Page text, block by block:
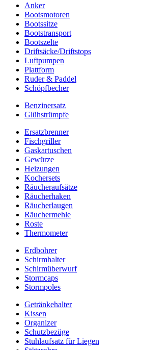
Anker
Bootsmotoren
Bootssitze
Bootstransport
Bootszelte
Driftsäcke/Driftstops
Luftpumpen
Plattform
Ruder & Paddel
Schöpfbecher
Benzinersatz
Glühstrümpfe
Ersatzbrenner
Fischgriller
Gaskartuschen
Gewürze
Heizungen
Kochersets
Räucheraufsätze
Räucherhaken
Räucherlaugen
Räuchermehle
Roste
Thermometer
Erdbohrer
Schirmhalter
Schirmüberwurf
Stormcaps
Stormpoles
Getränkehalter
Kissen
Organizer
Schutzbezüge
Stuhlaufsatz für Liegen